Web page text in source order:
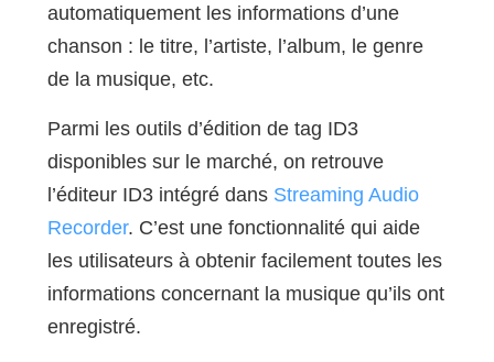
automatiquement les informations d’une
chanson : le titre, l’artiste, l’album, le genre
de la musique, etc.
Parmi les outils d’édition de tag ID3
disponibles sur le marché, on retrouve
l’éditeur ID3 intégré dans Streaming Audio
Recorder. C’est une fonctionnalité qui aide
les utilisateurs à obtenir facilement toutes les
informations concernant la musique qu’ils ont
enregistré.